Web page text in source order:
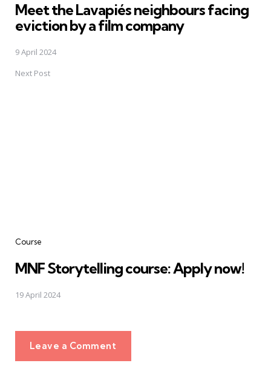
Meet the Lavapiés neighbours facing
eviction by a film company
9 April 2024
Next Post
Course
MNF Storytelling course: Apply now!
19 April 2024
Leave a Comment